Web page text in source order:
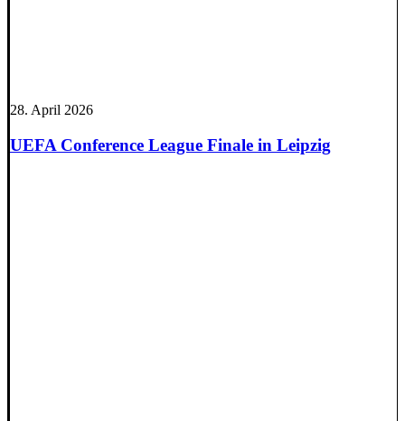
28. April 2026
UEFA Conference League Finale in Leipzig